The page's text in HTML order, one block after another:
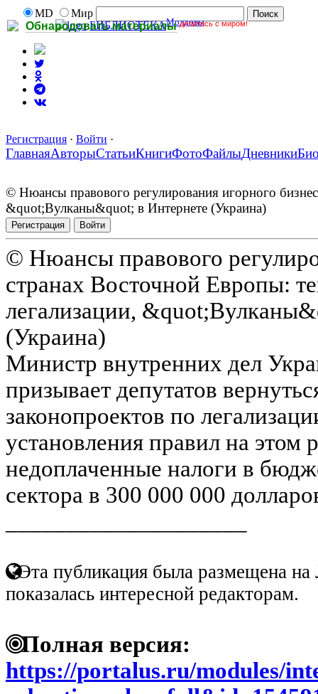
Обнародовать материалы делитесь с миром!
MD
Мир
БИБЛИОТЕКАМолдовы
Регистрация · Войти ·
ГлавнаяАвторыСтатьиКнигиФотоФайлыДневники
© Нюансы правового регулирования игорного
&quot;Вулканы&quot; в Интернете (Украина)
Регистрация Войти
© Нюансы правового
странах Восточной Европы:
легализации,
(Украина)
Министр внутренних дел
призывает депутатов
законопроектов по
установления правил на этом
недоплаченные налоги в
сектора в 300 000 000
Эта публикация была размещена на
показалась интересной редакторам.
Полная версия:
https://portalus.ru/modules/